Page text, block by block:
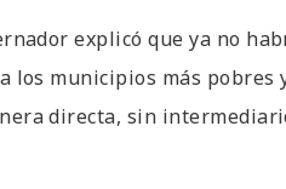
explicó que ya no
los municipios más
directa, sin